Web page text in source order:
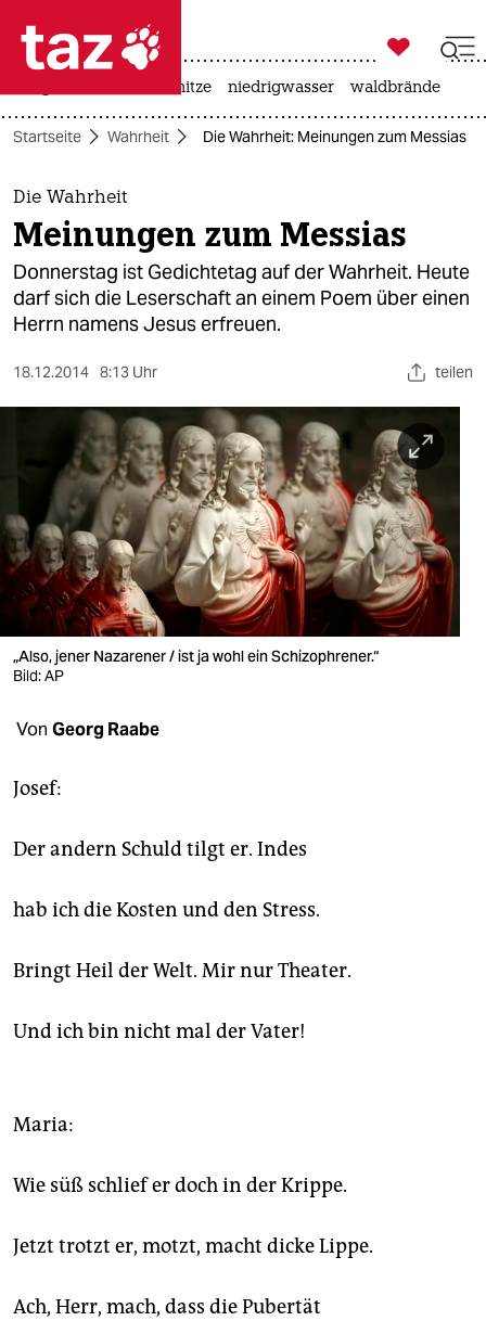
 taz zahl ich
taz zahl ich
themen
politik
öko
berlin
nord
wahrheit
verlag
verlag
veranstaltungen
fragen & hilfe
unterstützen
epaper login

taz zahl ich
hitze niedrigwasser waldbrände
Startseite Wahrheit Die Wahrheit: Meinungen zum Messias
Die Wahrheit
Meinungen zum Messias
Donnerstag ist Gedichtetag auf der Wahrheit. Heute
darf sich die Leserschaft an einem Poem über einen
Herrn namens Jesus erfreuen.
18.12.2014 8:13 Uhr teilen
„Also, jener Nazarener / ist ja wohl ein Schizophrener.“
Bild: AP
Von Georg Raabe
Josef:
Der andern Schuld tilgt er. Indes
hab ich die Kosten und den Stress.
Bringt Heil der Welt. Mir nur Theater.
Und ich bin nicht mal der Vater!
Maria:
Wie süß schlief er doch in der Krippe.
Jetzt trotzt er, motzt, macht dicke Lippe.
Ach, Herr, mach, dass die Pubertät